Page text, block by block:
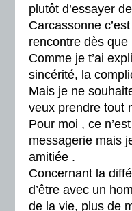
plutôt d’essayer
Carcassonne
rencontre dès que
Comme je t’ai
sincérité, la
Mais je ne
veux prendre tout
Pour moi , ce
messagerie mais
amitiée .
Concernant la
d’être avec un
de la vie, plus de